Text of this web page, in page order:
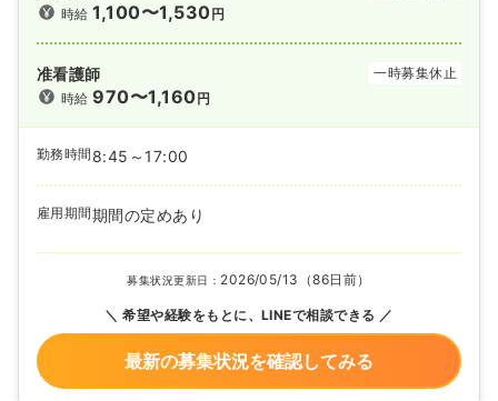
時給1,100〜1,530円
准看護師
一時募集休止
時給970〜1,160円
勤務時間 8:45～17:00
雇用期間期間の定めあり
募集状況更新日： 2026/05/13（86日前）
希望や経験をもとに、LINEで相談できる
最新の募集状況を確認してみる